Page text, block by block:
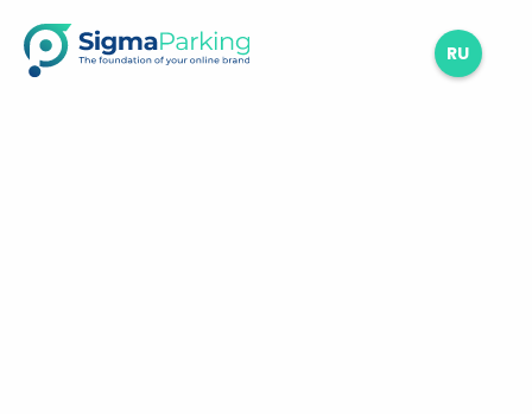
RU